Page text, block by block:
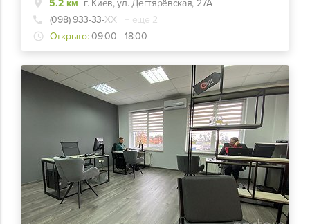
5.2 км г. Киев, ул. Дегтярёвская, 27А
(098) 933-33-ХХ
+ еще 2
Открыто: 09:00 - 18:00